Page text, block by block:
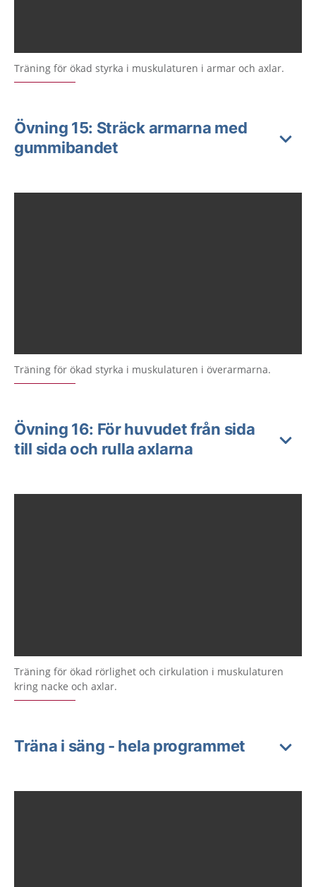
Träning för ökad styrka i muskulaturen i armar och axlar.
Övning 15: Sträck armarna med
gummibandet
Träning för ökad styrka i muskulaturen i överarmarna.
Övning 16: För huvudet från sida
till sida och rulla axlarna
Träning för ökad rörlighet och cirkulation i muskulaturen
kring nacke och axlar.
Träna i säng - hela programmet